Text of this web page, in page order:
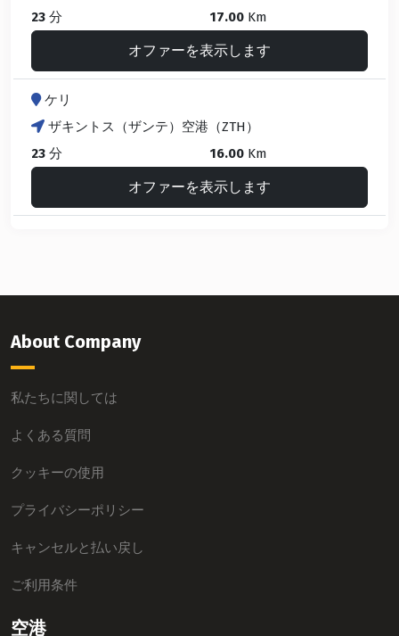
23 分 17.00 Km
オファーを表示します
ケリ
ザキントス（ザンテ）空港（ZTH）
23 分 16.00 Km
オファーを表示します
About Company
私たちに関しては
よくある質問
クッキーの使用
プライバシーポリシー
キャンセルと払い戻し
ご利用条件
空港